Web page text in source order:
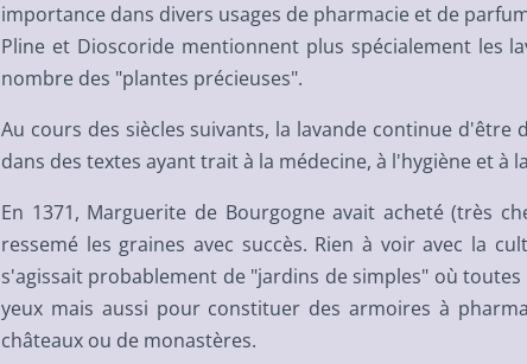
importance dans divers usages de pharmacie et de
Pline et Dioscoride mentionnent plus spécialement les
nombre des "plantes précieuses".
Au cours des siècles suivants, la lavande continue
dans des textes ayant trait à la médecine, à l'hygiène et à
En 1371, Marguerite de Bourgogne avait acheté (très
ressemé les graines avec succès. Rien à voir avec la
s'agissait probablement de "jardins de simples" où
yeux mais aussi pour constituer des armoires à
châteaux ou de monastères.